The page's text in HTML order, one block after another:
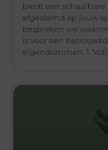
biedt een
afgestemd op jouw
bespreken we
is voor een
eigendommen. 1.